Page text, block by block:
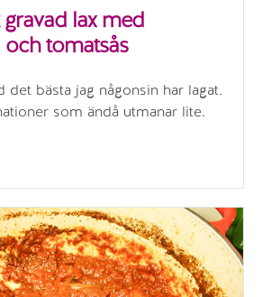
lax med
tomatsås
det bästa jag någonsin har lagat.
som ändå utmanar lite.